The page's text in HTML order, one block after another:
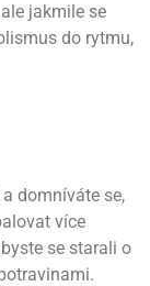
jakmile se
do rytmu,
domníváte se,
více
se starali o